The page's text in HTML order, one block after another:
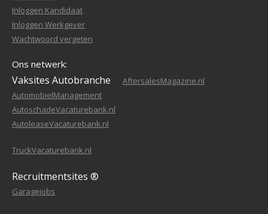
Inloggen Kandidaat
Inloggen Werkgever
Wachtwoord vergeten
Ons netwerk:
Vaksites Autobranche
AftersalesMagazine.nl
AutomobielManagement
AutoschadeVacaturebank.nl
AutoleaseVacaturebank.nl
TruckVacaturebank.nl
Recruitmentsites ®
Garagejobs